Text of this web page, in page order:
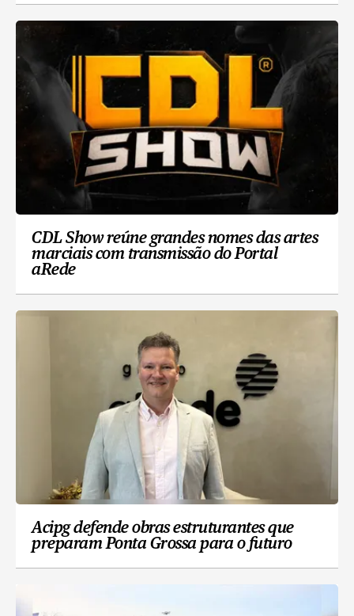
CDL Show reúne grandes nomes das artes
marciais com transmissão do Portal
aRede
Acipg defende obras estruturantes que
preparam Ponta Grossa para o futuro